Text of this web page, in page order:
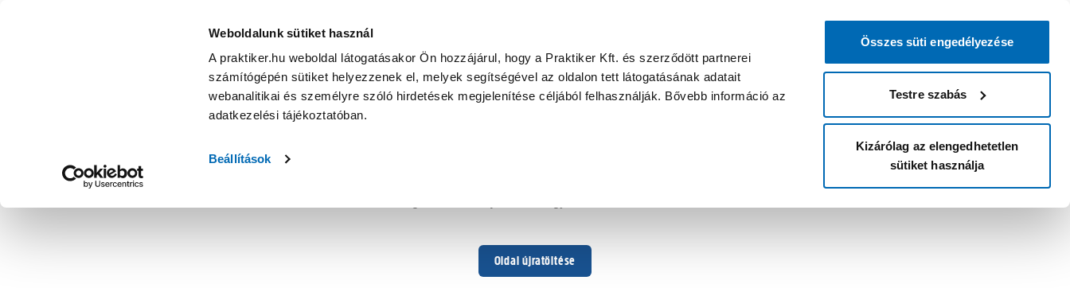
Weboldalunk sütiket használ
A praktiker.hu weboldal látogatásakor Ön hozzájárul, hogy a Praktiker Kft. és szerződött partnerei
számítógépén sütiket helyezzenek el, melyek segítségével az oldalon tett látogatásának adatait
webanalitikai és személyre szóló hirdetések megjelenítése céljából felhasználják. Bővebb információ az
adatkezelési tájékoztatóban.
Beállítások
Összes süti engedélyezése
Testre szabás
Kizárólag az elengedhetetlen
sütiket használja
Oldal újratöltése